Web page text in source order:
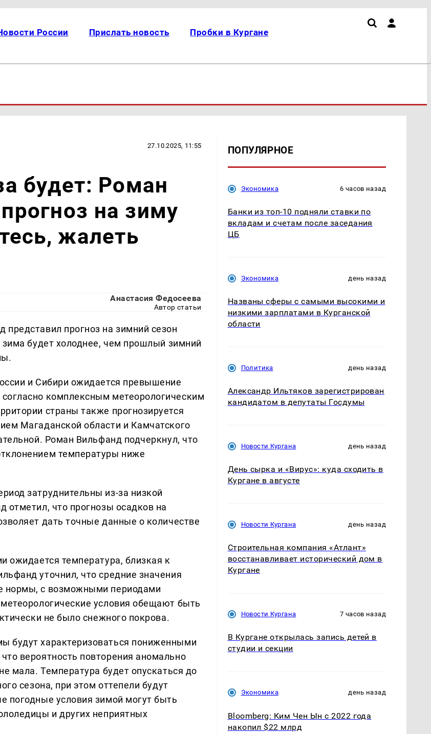
России Прислать новость Пробки в Кургане
27.10.2025, 11:55
будет: Роман
на зиму
жалеть
Анастасия Федосеева
Автор статьи
прогноз на зимний сезон
будет холоднее, чем прошлый зимний
и Сибири ожидается превышение
комплексным метеорологическим
страны также прогнозируется
Магаданской области и Камчатского
Роман Вильфанд подчеркнул, что
температуры ниже
затруднительны из-за низкой
отметил, что прогнозы осадков на
дать точные данные о количестве
ожидается температура, близкая к
уточнил, что средние значения
нормы, с возможными периодами
условия обещают быть
не было снежного покрова.
будут характеризоваться пониженными
вероятность повторения аномально
мала. Температура будет опускаться до
сезона, при этом оттепели будут
погодные условия зимой могут быть
и других неприятных
ПОПУЛЯРНОЕ
Экономика 6 часов назад
Банки из топ-10 подняли ставки по
вкладам и счетам после заседания
ЦБ
Экономика день назад
Названы сферы с самыми высокими и
низкими зарплатами в Курганской
области
Политика день назад
Александр Ильтяков зарегистрирован
кандидатом в депутаты Госдумы
Новости Кургана день назад
День сырка и «Вирус»: куда сходить в
Кургане в августе
Новости Кургана день назад
Строительная компания «Атлант»
восстанавливает исторический дом в
Кургане
Новости Кургана 7 часов назад
В Кургане открылась запись детей в
студии и секции
Экономика день назад
Bloomberg: Ким Чен Ын с 2022 года
накопил $22 млрд